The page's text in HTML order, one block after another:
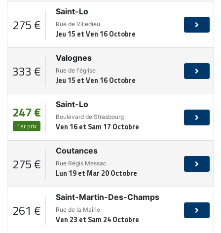
275 €
Saint-Lo
Rue de Villedieu
Jeu 15 et Ven 16 Octobre
333 €
Valognes
Rue de l'église
Jeu 15 et Ven 16 Octobre
247 €
1er prix
Saint-Lo
Boulevard de Strasbourg
Ven 16 et Sam 17 Octobre
275 €
Coutances
Rue Régis Messac
Lun 19 et Mar 20 Octobre
261 €
Saint-Martin-Des-Champs
Rue de la Mairie
Ven 23 et Sam 24 Octobre